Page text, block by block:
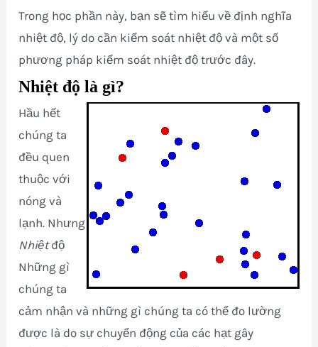
Trong học phần này, bạn sẽ tìm hiểu về định nghĩa
nhiệt độ, lý do cần kiểm soát nhiệt độ và một số
phương pháp kiểm soát nhiệt độ trước đây.
Nhiệt độ là gì?
Hầu hết
chúng ta
đều quen
thuộc với
nóng và
lạnh. Nhưng
Nhiệtđộ
Những gì
chúng ta
cảm nhận và những gì chúng ta có thể đo lường
được là do sự chuyển động của các hạt gây